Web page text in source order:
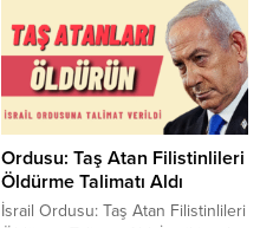
Ordusu: Taş Atan Filistinlileri
Öldürme Talimatı Aldı
İsrail Ordusu: Taş Atan Filistinlileri